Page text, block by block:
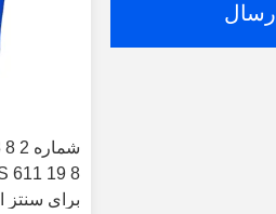
ارسال
برای سنتز